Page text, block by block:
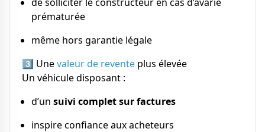
prématurée
même hors garantie légale
3️⃣ Unevaleur de revente plus élevée
Un véhicule disposant :
d’un suivi complet sur factures
inspire confiance aux acheteurs